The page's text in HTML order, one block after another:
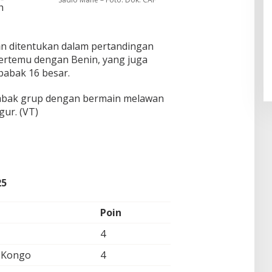
ditentukan dalam pertandingan
dengan Benin, yang juga
16 besar.
grup dengan bermain melawan
(VT)
Poin
4
4
Warga Berebut Kuota
Di Daerah, Nasional
09:13 WIB